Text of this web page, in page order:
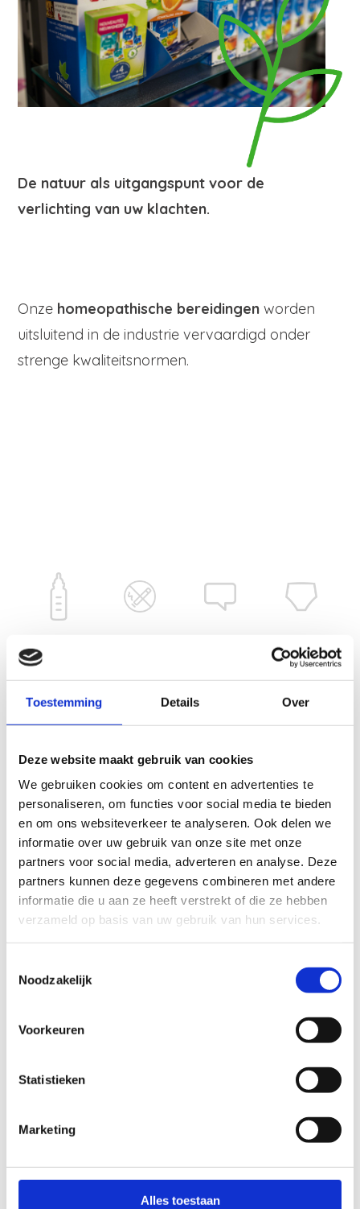
Toestemming Details Over
Deze website maakt gebruik van cookies
We gebruiken cookies om content en advertenties te
personaliseren, om functies voor social media te bieden
en om ons websiteverkeer te analyseren. Ook delen we
informatie over uw gebruik van onze site met onze
partners voor social media, adverteren en analyse. Deze
partners kunnen deze gegevens combineren met andere
informatie die u aan ze heeft verstrekt of die ze hebben
verzameld op basis van uw gebruik van hun services.
Noodzakelijk
Voorkeuren
Statistieken
Marketing
Alles toestaan
De natuur als uitgangspunt voor de
verlichting van uw klachten.
Onze homeopathische bereidingenworden
uitsluitend in de industrie vervaardigd onder
strenge kwaliteitsnormen.
Contact